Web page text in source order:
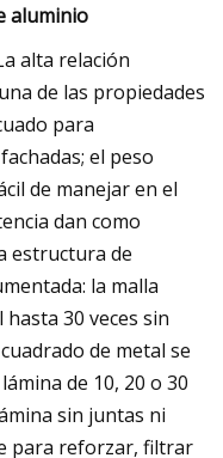
aluminio
alta relación
de las propiedades
para
el peso
de manejar en el
dan como
estructura de
la malla
30 veces sin
de metal se
de 10, 20 o 30
sin juntas ni
para reforzar, filtrar